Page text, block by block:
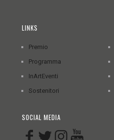
LINKS
Premio
Programma
InArtEventi
Sostenitori
SOCIAL MEDIA